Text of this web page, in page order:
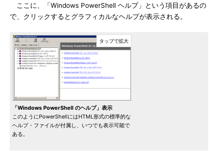
ここに、「Windows PowerShell ヘルプ」という項目があるの
で、クリックするとグラフィカルなヘルプが表示される。
「Windows PowerShell のヘルプ」表示
このようにPowerShellにはHTML形式の標準的な
ヘルプ・ファイルが付属し、いつでも表示可能で
ある。